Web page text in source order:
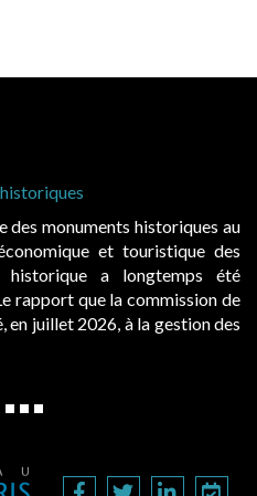
de plage : le juge admet des
des bains de mer, les
un beau sujet domanial.
donnent lieu au
Saisies par des